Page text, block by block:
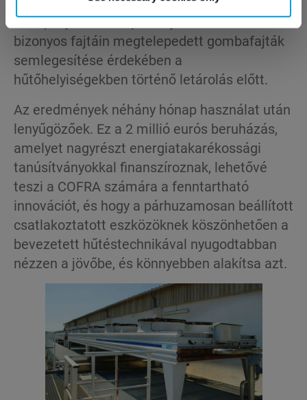
és táplálja a hőterápiás eljárást az almák
bizonyos fajtáin megtelepedett gombafajták
semlegesítése érdekében a
hűtőhelyiségekben történő letárolás előtt.
Az eredmények néhány hónap használat után
lenyűgözőek. Ez a 2 millió eurós beruházás,
amelyet nagyrészt energiatakarékossági
tanúsítványokkal finanszíroznak, lehetővé
teszi a COFRA számára a fenntartható
innovációt, és hogy a párhuzamosan beállított
csatlakoztatott eszközöknek köszönhetően a
bevezetett hűtéstechnikával nyugodtabban
nézzen a jövőbe, és könnyebben alakítsa azt.